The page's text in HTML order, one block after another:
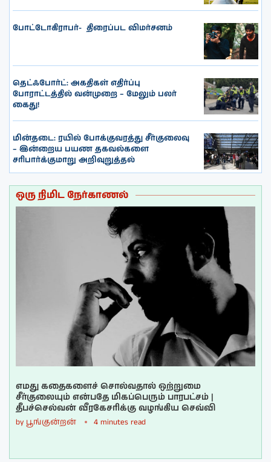
போட்டோகிராபர்- ‌ திரைப்பட விமர்சனம்
தெட்ஃபோர்ட்: அகதிகள் எதிர்ப்பு
போராட்டத்தில் வன்முறை – மேலும் பலர்
கைது!
மின்தடை: ரயில் போக்குவரத்து சீர்குலைவு
– இன்றைய பயண தகவல்களை
சரிபார்க்குமாறு அறிவுறுத்தல்
ஒரு நிமிட நேர்காணல்
எமது கதைகளைச் சொல்வதால் ஒற்றுமை
சீர்குலையும் என்பதே மிகப்பெரும் பாரபட்சம் |
தீபச்செல்வன் வீரகேசரிக்கு வழங்கிய செவ்வி
by பூங்குன்றன் 4 minutes read